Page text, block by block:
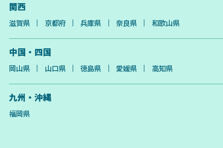
関西
滋賀県 京都府 兵庫県 奈良県 和歌山県
中国・四国
岡山県 山口県 徳島県 愛媛県 高知県
九州・沖縄
福岡県